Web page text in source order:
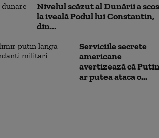
Nivelul scăzut al Dunării a scos
la iveală Podul lui Constantin,
din...
Serviciile secrete
americane
avertizează că
ar putea ataca o...